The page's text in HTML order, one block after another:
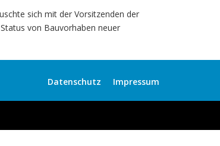
sich mit der Vorsitzenden der
von Bauvorhaben neuer
Impressum
Datenschutz